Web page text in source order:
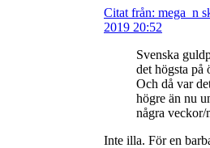
Citat från: mega_n
2019 20:52
Svenska
det högsta på
Och då var
högre än nu
några veckor/
Inte illa. För en